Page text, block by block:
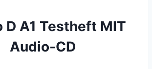
D A1 Testheft MIT
Audio-CD